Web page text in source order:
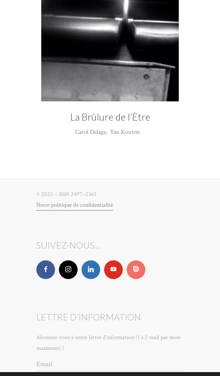
La Brûlure de l’Être
Carol Delage, Yan Kouton
© 2025 – ISSN 2497–2363
Notre poli­tique de confidentialité
SUIVEZ-NOUS…
LETTRE D’INFORMATION
Abonnez-vous à notre lettre d'information (1 à 2 mail par mois
maximum) !
Email